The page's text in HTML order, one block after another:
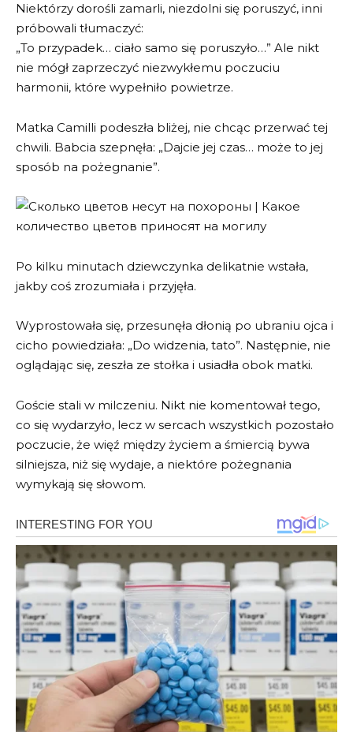
Niektórzy dorośli zamarli, niezdolni się poruszyć, inni
próbowali tłumaczyć:
„To przypadek… ciało samo się poruszyło…” Ale nikt
nie mógł zaprzeczyć niezwykłemu poczuciu
harmonii, które wypełniło powietrze.
Matka Camilli podeszła bliżej, nie chcąc przerwać tej
chwili. Babcia szepnęła: „Dajcie jej czas… może to jej
sposób na pożegnanie”.
Po kilku minutach dziewczynka delikatnie wstała,
jakby coś zrozumiała i przyjęła.
Wyprostowała się, przesunęła dłonią po ubraniu ojca i
cicho powiedziała: „Do widzenia, tato”. Następnie, nie
oglądając się, zeszła ze stołka i usiadła obok matki.
Goście stali w milczeniu. Nikt nie komentował tego,
co się wydarzyło, lecz w sercach wszystkich pozostało
poczucie, że więź między życiem a śmiercią bywa
silniejsza, niż się wydaje, a niektóre pożegnania
wymykają się słowom.